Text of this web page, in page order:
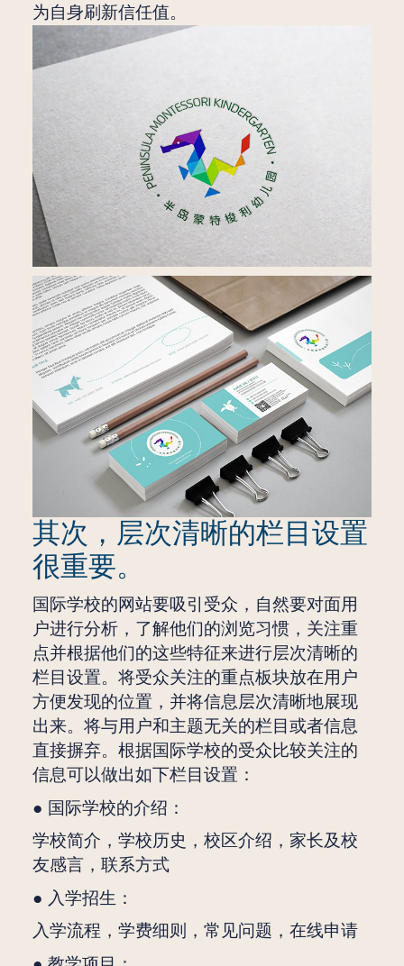
为自身刷新信任值。
其次，层次清晰的栏目设置
很重要。
国际学校的网站要吸引受众，自然要对面用
户进行分析，了解他们的浏览习惯，关注重
点并根据他们的这些特征来进行层次清晰的
栏目设置。将受众关注的重点板块放在用户
方便发现的位置，并将信息层次清晰地展现
出来。将与用户和主题无关的栏目或者信息
直接摒弃。根据国际学校的受众比较关注的
信息可以做出如下栏目设置：
● 国际学校的介绍：
学校简介，学校历史，校区介绍，家长及校
友感言，联系方式
● 入学招生：
入学流程，学费细则，常见问题，在线申请